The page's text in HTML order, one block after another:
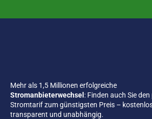
Mehr als 1,5 Millionen erfolgreiche
Stromanbieterwechsel : Finden auch Sie
Stromtarif zum günstigsten Preis –
transparent und unabhängig.